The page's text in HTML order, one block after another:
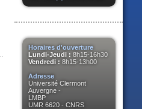
Horaires d'ouverture
Lundi-Jeudi : 8h15-16h30
Vendredi : 8h15-13h00
Adresse
Université Clermont
Auvergne -
LMBP
UMR 6620 - CNRS